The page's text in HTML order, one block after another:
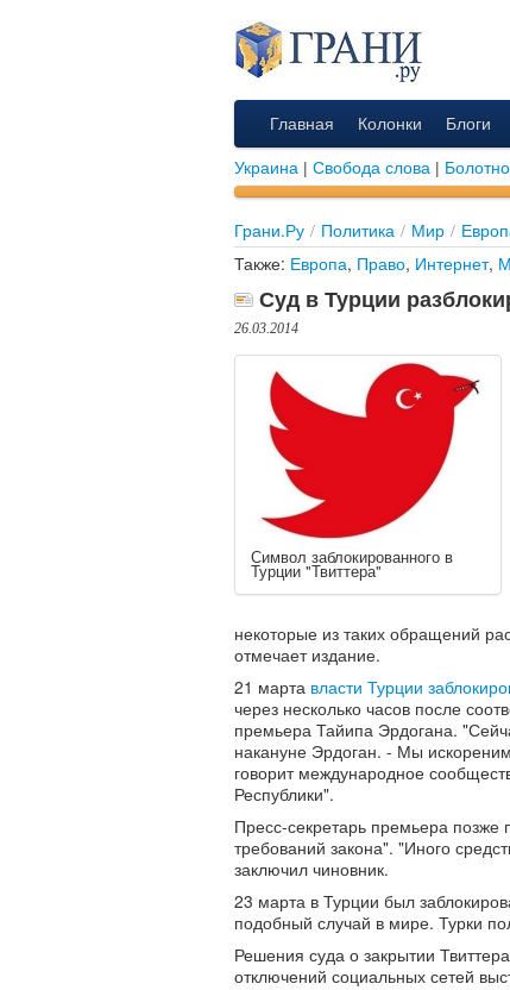
Главная Колонки Блоги
Украина | Свобода слова |
Грани.Ру / Политика / Мир /
Также: Европа, Право, Интернет,
Суд в Турции
26.03.2014
Символ заблокированного в
Турции "Твиттера"
некоторые из таких обращений
отмечает издание.
21 марта власти Турции
через несколько часов после
премьера Тайипа Эрдогана.
накануне Эрдоган. - Мы
говорит международное
Республики".
Пресс-секретарь премьера
требований закона". "Иного
заключил чиновник.
23 марта в Турции был
подобный случай в мире. Турки
Решения суда о закрытии
отключений социальных сетей